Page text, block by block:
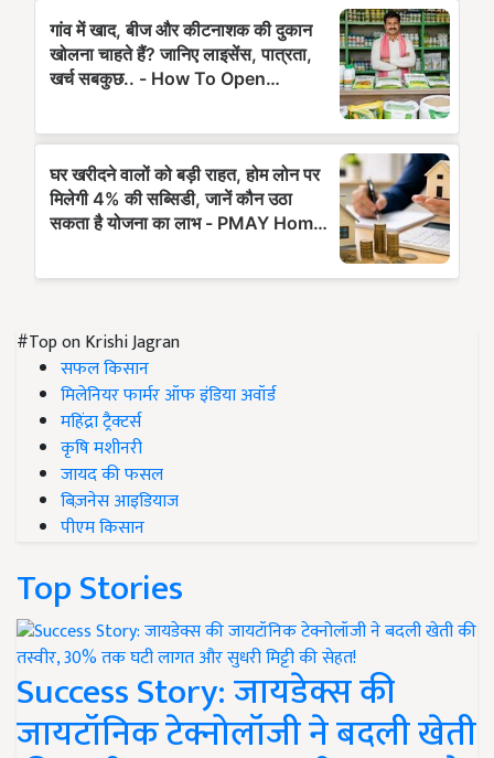
#Top on Krishi Jagran
सफल किसान
मिलेनियर फार्मर ऑफ इंडिया अवॉर्ड
महिंद्रा ट्रैक्टर्स
कृषि मशीनरी
जायद की फसल
बिज़नेस आइडियाज
पीएम किसान
Top Stories
Success Story: जायडेक्स की
जायटॉनिक टेक्नोलॉजी ने बदली खेती